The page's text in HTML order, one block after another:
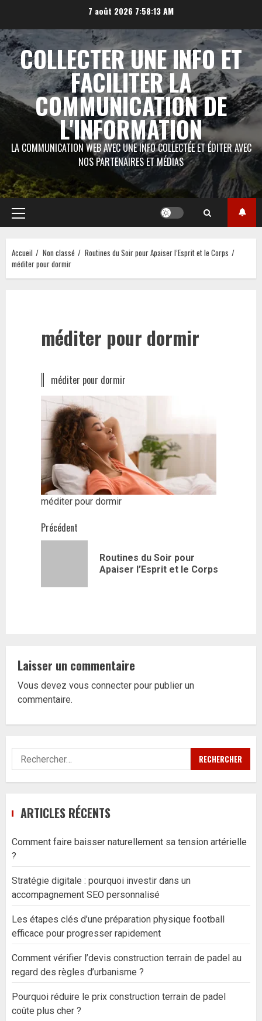
contenu
7 août 2026 7:58:13 AM
COLLECTER UNE INFO ET
FACILITER LA
COMMUNICATION DE
L'INFORMATION
LA COMMUNICATION WEB AVEC UNE INFO COLLECTÉE ET ÉDITER AVEC
NOS PARTENAIRES ET MÉDIAS
Menu
principal
Accueil Non classé
Routines du Soir pour Apaiser l’Esprit et le Corps
méditer pour dormir
méditer pour dormir
méditer pour dormir
méditer pour dormir
Navigation
Précédent
Routines du Soir pour
Apaiser l’Esprit et le Corps
Laisser un commentaire
Vous devez vous connecter pour publier un
commentaire.
Rechercher :
ARTICLES RÉCENTS
Comment faire baisser naturellement sa tension artérielle
?
Stratégie digitale : pourquoi investir dans un
accompagnement SEO personnalisé
Les étapes clés d’une préparation physique football
efficace pour progresser rapidement
Comment vérifier l’devis construction terrain de padel au
regard des règles d’urbanisme ?
Pourquoi réduire le prix construction terrain de padel
coûte plus cher ?